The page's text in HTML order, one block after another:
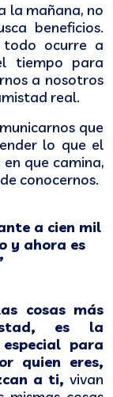
la mañana, no
beneficios.
ocurre a
tiempo para
a nosotros
real.
que
lo que el
que camina,
conocernos.
a cien mil
y ahora es
cosas más
es la
para
quien eres,
a ti, vivan